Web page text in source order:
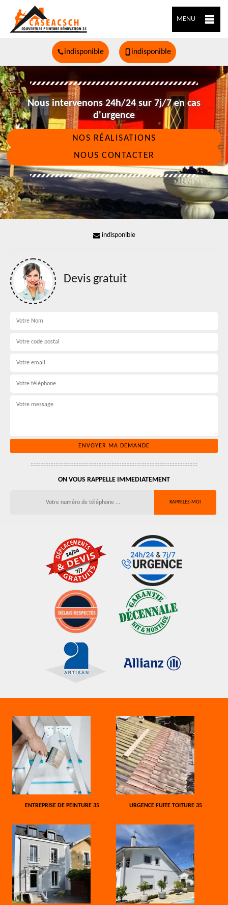
MENU
indisponible indisponible
Nous intervenons 24h/24 sur 7j/7 en cas
d'urgence
NOS RÉALISATIONS
NOUS CONTACTER
indisponible
Devis gratuit
ON VOUS RAPPELLE IMMEDIATEMENT
ENTREPRISE DE PEINTURE 35 URGENCE FUITE TOITURE 35